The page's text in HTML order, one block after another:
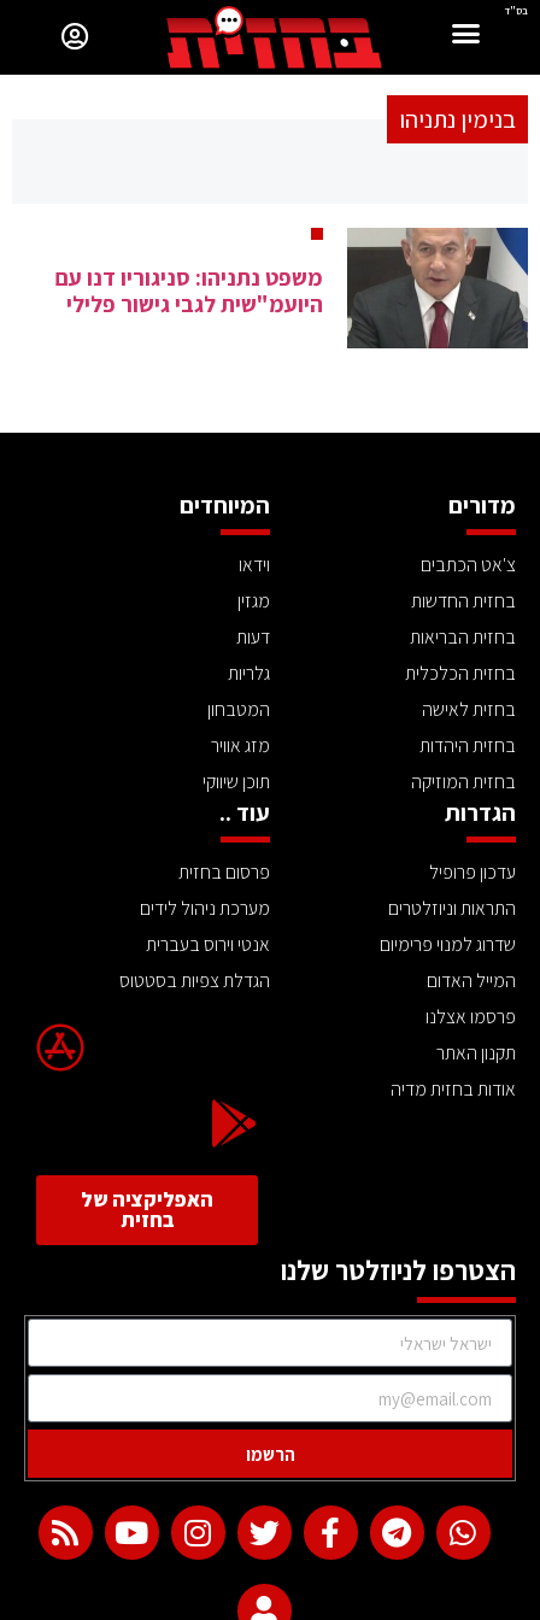
בס"ד
בנימין נתניהו
משפט נתניהו: סניגוריו דנו עם
היועמ"שית לגבי גישור פלילי
מדורים
צ'אט הכתבים
בחזית החדשות
בחזית הבריאות
בחזית הכלכלית
בחזית לאישה
בחזית היהדות
בחזית המוזיקה
המיוחדים
וידאו
מגזין
דעות
גלריות
המטבחון
מזג אוויר
תוכן שיווקי
הגדרות
עדכון פרופיל
התראות וניוזלטרים
שדרוג למנוי פרימיום
המייל האדום
פרסמו אצלנו
תקנון האתר
אודות בחזית מדיה
עוד ..
פרסום בחזית
מערכת ניהול לידים
אנטי וירוס בעברית
הגדלת צפיות בסטטוס
האפליקציה של
בחזית
הצטרפו לניוזלטר שלנו
הרשמו